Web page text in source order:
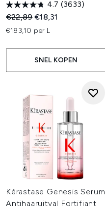
4.7 (3633)
Recommended Retail Price:
€22,89Huidige prijs:
€18,31
€183,10 per L
SNEL KOPEN
Kérastase Genesis Serum
Antihaaruitval Fortifiant